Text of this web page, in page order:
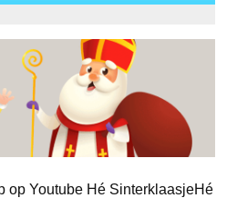
op Youtube Hé SinterklaasjeHé